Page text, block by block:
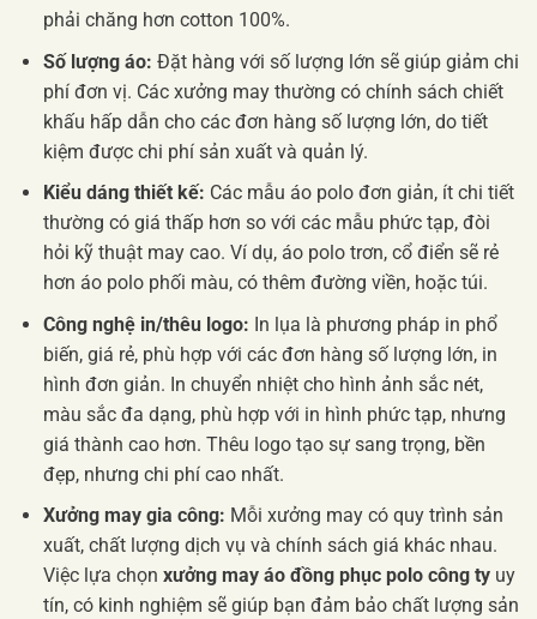
phải chăng hơn cotton 100%.
Số lượng áo: Đặt hàng với số lượng lớn sẽ giúp giảm chi
phí đơn vị. Các xưởng may thường có chính sách chiết
khấu hấp dẫn cho các đơn hàng số lượng lớn, do tiết
kiệm được chi phí sản xuất và quản lý.
Kiểu dáng thiết kế: Các mẫu áo polo đơn giản, ít chi tiết
thường có giá thấp hơn so với các mẫu phức tạp, đòi
hỏi kỹ thuật may cao. Ví dụ, áo polo trơn, cổ điển sẽ rẻ
hơn áo polo phối màu, có thêm đường viền, hoặc túi.
Công nghệ in/thêu logo: In lụa là phương pháp in phổ
biến, giá rẻ, phù hợp với các đơn hàng số lượng lớn, in
hình đơn giản. In chuyển nhiệt cho hình ảnh sắc nét,
màu sắc đa dạng, phù hợp với in hình phức tạp, nhưng
giá thành cao hơn. Thêu logo tạo sự sang trọng, bền
đẹp, nhưng chi phí cao nhất.
Xưởng may gia công: Mỗi xưởng may có quy trình sản
xuất, chất lượng dịch vụ và chính sách giá khác nhau.
Việc lựa chọn xưởng may áo đồng phục polo công tyuy
tín, có kinh nghiệm sẽ giúp bạn đảm bảo chất lượng sản